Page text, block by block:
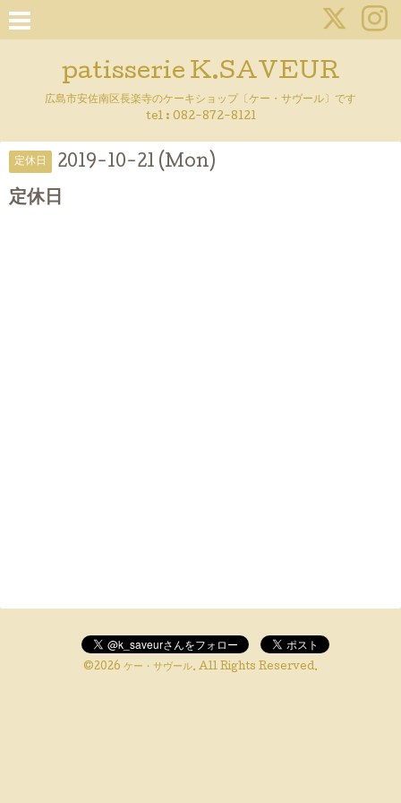
patisserie K.SAVEUR
広島市安佐南区長楽寺のケーキショップ〔ケー・サヴール〕です
tel : 082-872-8121
定休日 2019-10-21 (Mon)
定休日
©2026 ケー・サヴール. All Rights Reserved.